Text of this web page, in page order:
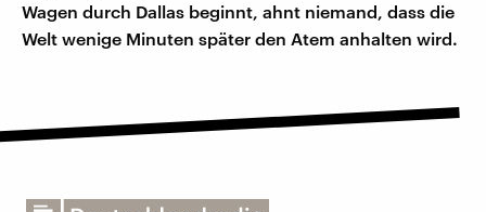
Wagen durch Dallas beginnt, ahnt niemand, dass die
Welt wenige Minuten später den Atem anhalten wird.